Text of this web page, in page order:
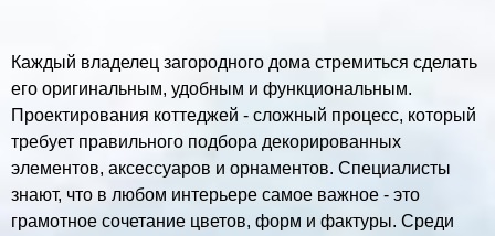
Каждый владелец загородного дома стремиться сделать
его оригинальным, удобным и функциональным.
Проектирования коттеджей - сложный процесс, который
требует правильного подбора декорированных
элементов, аксессуаров и орнаментов. Специалисты
знают, что в любом интерьере самое важное - это
грамотное сочетание цветов, форм и фактуры. Среди